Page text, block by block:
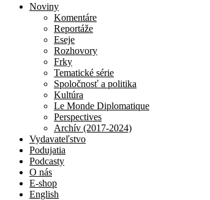
Noviny
Komentáre
Reportáže
Eseje
Rozhovory
Frky
Tematické série
Spoločnosť a politika
Kultúra
Le Monde Diplomatique
Perspectives
Archív (2017-2024)
Vydavateľstvo
Podujatia
Podcasty
O nás
E-shop
English